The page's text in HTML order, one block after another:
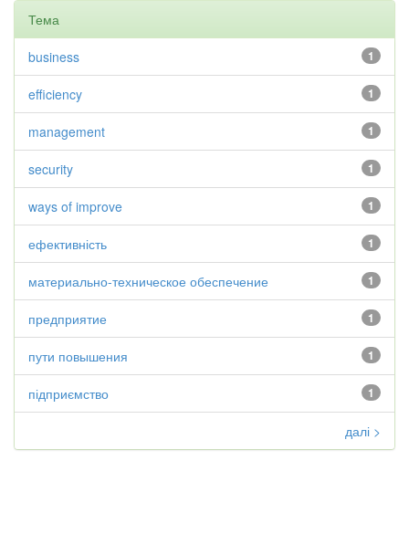
Тема
1
business
1
efficiency
1
management
1
security
1
ways of improve
1
ефективність
1
материально-техническое обеспечение
1
предприятие
1
пути повышения
1
підприємство
далі >